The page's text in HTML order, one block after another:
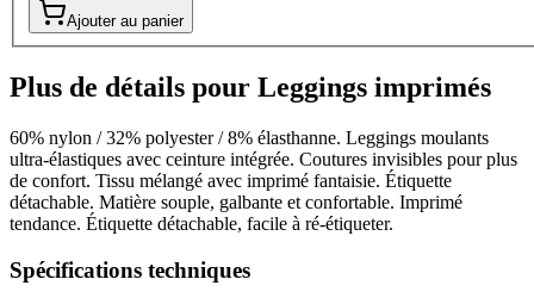
Ajouter au panier
Plus de détails pour Leggings imprimés
60% nylon / 32% polyester / 8% élasthanne. Leggings moulants
ultra-élastiques avec ceinture intégrée. Coutures invisibles pour plus
de confort. Tissu mélangé avec imprimé fantaisie. Étiquette
détachable. Matière souple, galbante et confortable. Imprimé
tendance. Étiquette détachable, facile à ré-étiqueter.
Spécifications techniques